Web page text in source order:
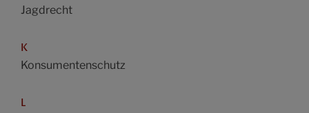
Jagdrecht
K
Konsumentenschutz
L